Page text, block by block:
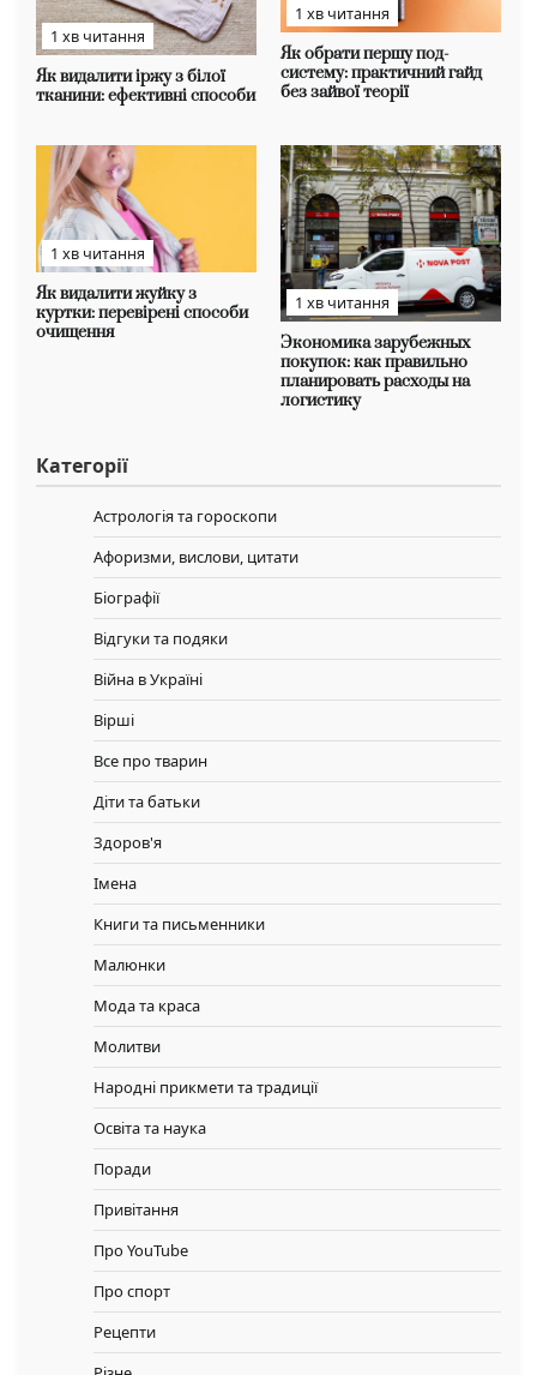
1 хв читання
Як видалити іржу з білої
тканини: ефективні способи
1 хв читання
Як обрати першу под-
систему: практичний гайд
без зайвої теорії
1 хв читання
Як видалити жуйку з
куртки: перевірені способи
очищення
1 хв читання
Экономика зарубежных
покупок: как правильно
планировать расходы на
логистику
Категорії
Астрологія та гороскопи
Афоризми, вислови, цитати
Біографії
Відгуки та подяки
Війна в Україні
Вірші
Все про тварин
Діти та батьки
Здоров'я
Імена
Книги та письменники
Малюнки
Мода та краса
Молитви
Народні прикмети та традиції
Освіта та наука
Поради
Привітання
Про YouTube
Про спорт
Рецепти